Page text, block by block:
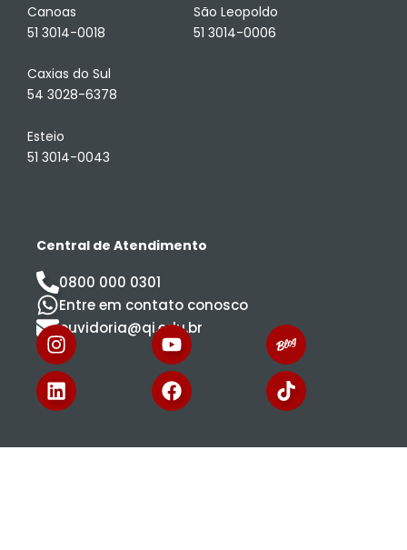
Canoas
51 3014-0018
Caxias do Sul
54 3028-6378
Esteio
51 3014-0043
São Leopoldo
51 3014-0006
Central de Atendimento
0800 000 0301
Entre em contato conosco
ouvidoria@qi.edu.br